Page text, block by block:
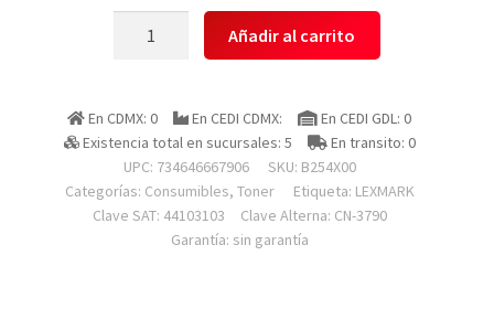
Color
Negro
Extra
Alto
Rendimiento,
Añadir al carrito
En CDMX: 0 En CEDI CDMX:
En CEDI GDL: 0
Existencia total en sucursales: 5
En transito: 0
UPC: 734646667906
SKU: B254X00
Categorías: Consumibles, Toner Etiqueta: LEXMARK
Clave SAT: 44103103
Clave Alterna: CN-3790
Garantía: sin garantía